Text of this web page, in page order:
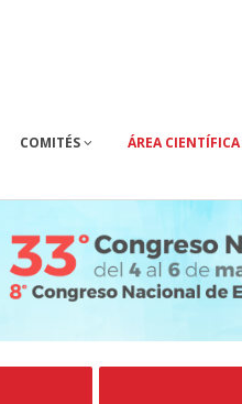
COMITÉS ÁREA CIENTÍFICA